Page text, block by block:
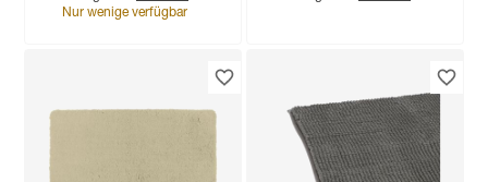
Nur wenige verfügbar